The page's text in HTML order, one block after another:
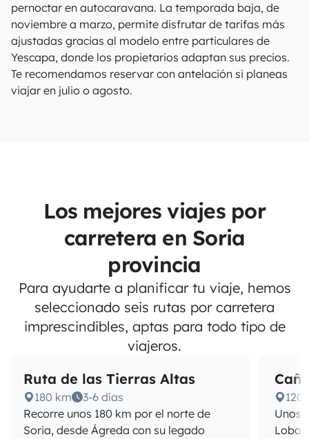
pernoctar en autocaravana. La temporada baja, de
noviembre a marzo, permite disfrutar de tarifas más
ajustadas gracias al modelo entre particulares de
Yescapa, donde los propietarios adaptan sus precios.
Te recomendamos reservar con antelación si planeas
viajar en julio o agosto.
Los mejores viajes por
carretera en Soria
provincia
Para ayudarte a planificar tu viaje, hemos
seleccionado seis rutas por carretera
imprescindibles, aptas para todo tipo de
viajeros.
Ruta de las Tierras Altas
180 km
3-6 días
Recorre unos 180 km por el norte de
Soria, desde Ágreda con su legado
120
Unos